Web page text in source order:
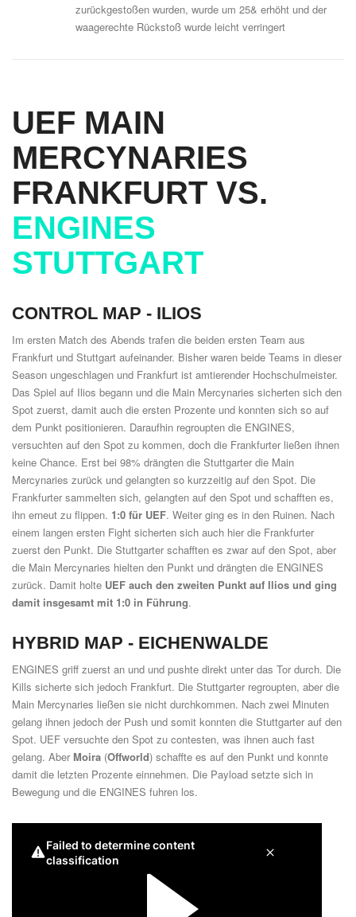
zurückgestoßen wurden, wurde um 25& erhöht und der
waagerechte Rückstoß wurde leicht verringert
UEF MAIN
MERCYNARIES
FRANKFURT VS.
ENGINES
STUTTGART
CONTROL MAP - ILIOS
Im ersten Match des Abends trafen die beiden ersten Team aus
Frankfurt und Stuttgart aufeinander. Bisher waren beide Teams in dieser
Season ungeschlagen und Frankfurt ist amtierender Hochschulmeister.
Das Spiel auf Ilios begann und die Main Mercynaries sicherten sich den
Spot zuerst, damit auch die ersten Prozente und konnten sich so auf
dem Punkt positionieren. Daraufhin regroupten die ENGINES,
versuchten auf den Spot zu kommen, doch die Frankfurter ließen ihnen
keine Chance. Erst bei 98% drängten die Stuttgarter die Main
Mercynaries zurück und gelangten so kurzzeitig auf den Spot. Die
Frankfurter sammelten sich, gelangten auf den Spot und schafften es,
ihn erneut zu flippen. 1:0 für UEF. Weiter ging es in den Ruinen. Nach
einem langen ersten Fight sicherten sich auch hier die Frankfurter
zuerst den Punkt. Die Stuttgarter schafften es zwar auf den Spot, aber
die Main Mercynaries hielten den Punkt und drängten die ENGINES
zurück. Damit holte UEF auch den zweiten Punkt auf Ilios und ging
damit insgesamt mit 1:0 in Führung.
HYBRID MAP - EICHENWALDE
ENGINES griff zuerst an und und pushte direkt unter das Tor durch. Die
Kills sicherte sich jedoch Frankfurt. Die Stuttgarter regroupten, aber die
Main Mercynaries ließen sie nicht durchkommen. Nach zwei Minuten
gelang ihnen jedoch der Push und somit konnten die Stuttgarter auf den
Spot. UEF versuchte den Spot zu contesten, was ihnen auch fast
gelang. Aber Moira (Offworld) schaffte es auf den Punkt und konnte
damit die letzten Prozente einnehmen. Die Payload setzte sich in
Bewegung und die ENGINES fuhren los.